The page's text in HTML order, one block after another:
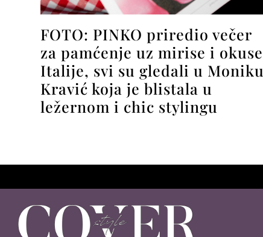
FOTO: PINKO priredio večer
za pamćenje uz mirise i okuse
Italije, svi su gledali u Moniku
Kravić koja je blistala u
ležernom i chic stylingu